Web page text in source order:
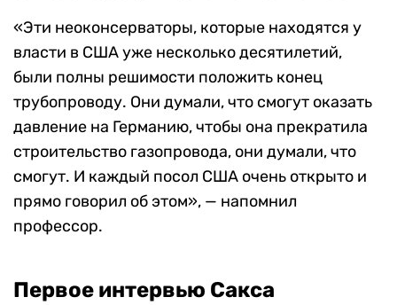
«Эти неоконсерваторы, которые находятся у
власти в США уже несколько десятилетий,
были полны решимости положить конец
трубопроводу. Они думали, что смогут оказать
давление на Германию, чтобы она прекратила
строительство газопровода, они думали, что
смогут. И каждый посол США очень открыто и
прямо говорил об этом», — напомнил
профессор.
Первое интервью Сакса